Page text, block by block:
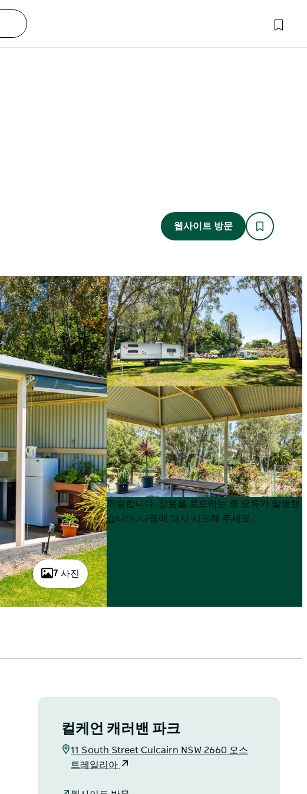
웹사이트 방문
7 사진
Product
List
Product
List
죄송합니다. 상품을 로드하는 중 오류가 발생했
습니다. 나중에 다시 시도해 주세요.
컬케언 캐러밴 파크
11 South Street Culcairn NSW 2660 오스
트레일리아